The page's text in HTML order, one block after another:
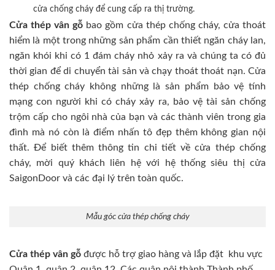
cửa chống cháy để cung cấp ra thị trường.
Cửa thép vân gỗ bao gồm cửa thép chống cháy, cửa thoát
hiểm là một trong những sản phẩm cần thiết ngăn cháy lan,
ngăn khói khi có 1 đám cháy nhỏ xảy ra và chúng ta có đủ
thời gian để di chuyển tài sản và chạy thoát thoát nạn. Cửa
thép chống cháy không những là sản phẩm bảo vệ tính
mạng con người khi có cháy xảy ra, bảo vệ tài sản chống
trộm cấp cho ngôi nhà của bạn và các thành viên trong gia
đình mà nó còn là điểm nhấn tô đẹp thêm không gian nội
thất. Để biết thêm thông tin chi tiết về cửa thép chống
cháy, mời quý khách liên hệ với hệ thống siêu thị cửa
SaigonDoor và các đại lý trên toàn quốc.
Mẫu góc cửa thép chống cháy
Cửa thép vân gỗ được hỗ trợ giao hàng và lắp đặt khu vực